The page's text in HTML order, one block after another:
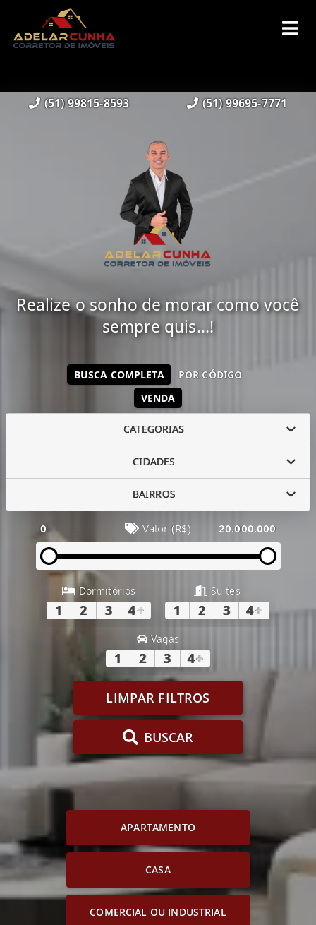
(51) 99815-8593 (51) 99695-7771
Realize o sonho de morar como você
sempre quis...!
VENDA
BUSCA COMPLETA POR CÓDIGO
CATEGORIAS
CIDADES
BAIRROS
0 Valor (R$) 20.000.000
Dormitórios
1 2 3 4+
Suítes
1 2 3 4+
Vagas
1 2 3 4+
LIMPAR FILTROS
BUSCAR
APARTAMENTO
CASA
COMERCIAL OU INDUSTRIAL